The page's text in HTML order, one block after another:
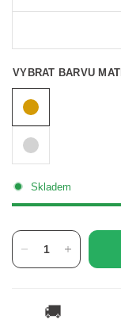
VYBRAT BARVU
Skladem
🚚